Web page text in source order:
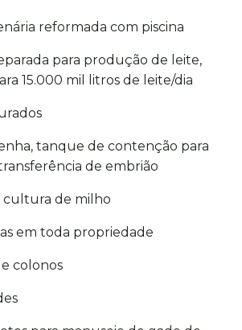
reformada com piscina
para produção de leite,
15.000 mil litros de leite/dia
tanque de contenção para
de embrião
cultura de milho
em toda propriedade
colonos